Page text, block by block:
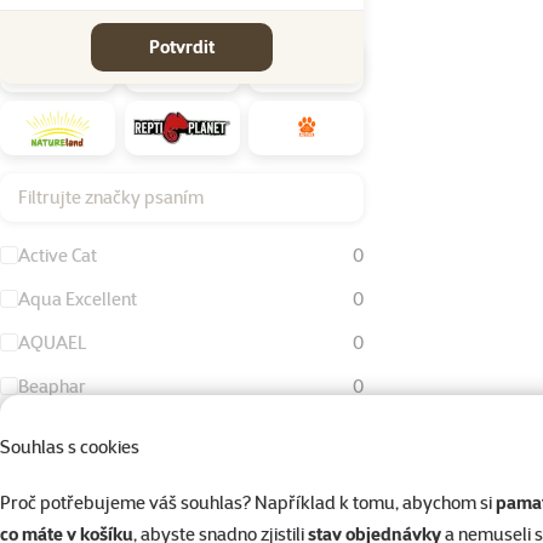
Souhlas s cookies
Proč potřebujeme váš souhlas? Například k tomu, abychom si
co máte v košíku, abyste snadno zjistilistav objednávkya nemuseli
Potvrdit
Filtrujte značky psaním
Active Cat
0
Aqua Excellent
0
AQUAEL
0
Beaphar
0
Eheim